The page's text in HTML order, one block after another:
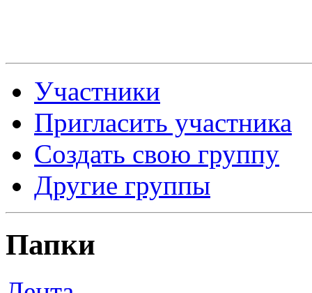
Участники
Пригласить участника
Создать свою группу
Другие группы
Папки